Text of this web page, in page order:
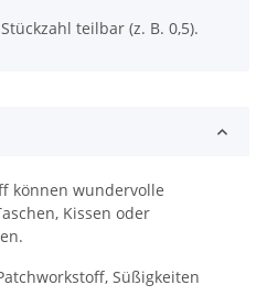
teilbar (z. B. 0,5).
können wundervolle
Kissen oder
Süßigkeiten